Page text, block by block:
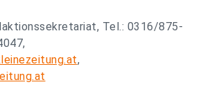
Tel.: 0316/875-
,